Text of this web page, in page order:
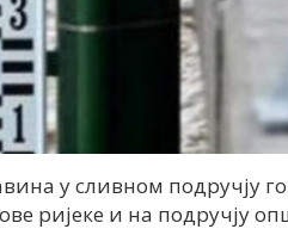
у сливном подручју
ријеке и на подручју